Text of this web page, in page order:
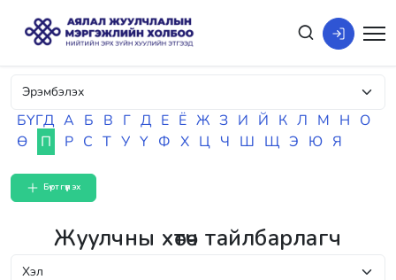
БҮГД А Б В Г Д Е Ё Ж З И Й К Л М Н О
Ө
П Р С Т У Ү Ф Х Ц Ч Ш Щ Э Ю Я
Бүртгүүлэх
Жуулчны хөтөч тайлбарлагч